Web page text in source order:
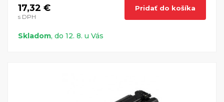
17,32 €
s DPH
Pridať do košíka
Skladom, do 12. 8. u Vás